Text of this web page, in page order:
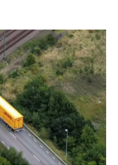
solpaneler
på
biobränsledrivna
lastbilar
i
hela
Sverige